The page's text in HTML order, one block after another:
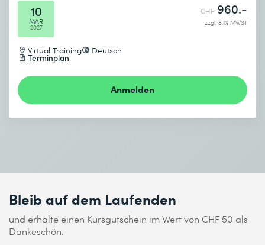
10
MAR
2027
Virtual Training Deutsch
Terminplan
CHF 960.-
zzgl. 8.1% MWST
Anmelden
Bleib auf dem Laufenden
und erhalte einen Kursgutschein im Wert von CHF 50 als
Dankeschön.